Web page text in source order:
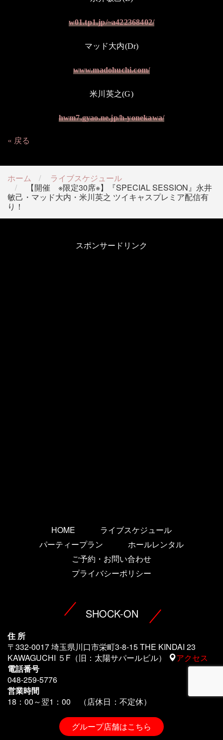
w01.tp1.jp/~a422368402/
マッド大内(Dr)
www.madohuchi.com/
米川英之(G)
hwm7.gyao.ne.jp/h-yonekawa/
戻る
ホーム
ライブスケジュール
【開催 ※限定30席※】『SPECIAL SESSION』永井
敏己・マッド大内・米川英之 ツイキャスプレミア配信有
り！
スポンサードリンク
HOME
ライブスケジュール
パーティープラン
ホールレンタル
ご予約・お問い合わせ
プライバシーポリシー
SHOCK-ON
住 所
〒332-0017 埼玉県川口市栄町3-8-15 THE KINDAI 23
KAWAGUCHI ５F（旧：太陽サパールビル）
アクセス
電話番号
048-259-5776
営業時間
18：00～翌1 ：00 （店休日：不定休）
グループ店舗はこちら